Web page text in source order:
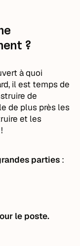
?
à quoi
il est temps de
de
de plus près les
et les
parties :
le poste.